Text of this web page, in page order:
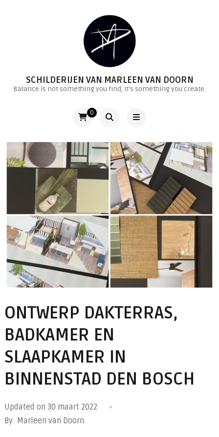
SCHILDERIJEN VAN MARLEEN VAN DOORN
Balance is not something you find, it's something you create.
0
ONTWERP DAKTERRAS,
BADKAMER EN
SLAAPKAMER IN
BINNENSTAD DEN BOSCH
Updated on 30 maart 2022
By Marleen van Doorn